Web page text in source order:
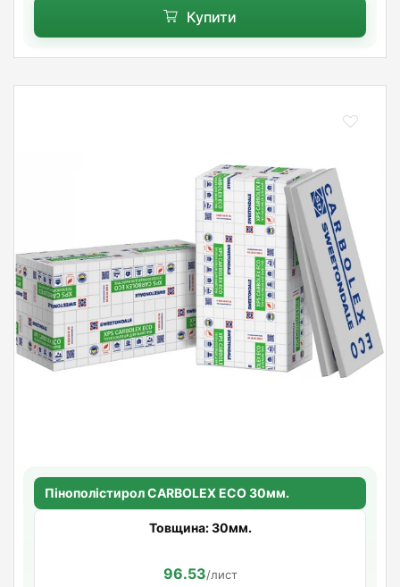
Купити
Пінополістирол CARBOLEX ECO 30мм.
Товщина: 30мм.
96.53/лист